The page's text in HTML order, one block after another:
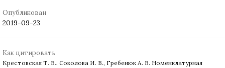
Опубликован
2019-09-23
Как цитировать
Крестовская Т. В., Соколова И. В., Гребенюк А. В. Номенклатурная